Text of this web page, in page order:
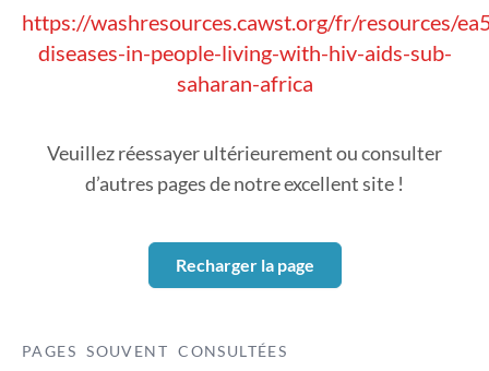
https://washresources.cawst.org/fr/resources/
diseases-in-people-living-with-hiv-aids-sub-
saharan-africa
Veuillez réessayer ultérieurement ou consulter
d’autres pages de notre excellent site !
Recharger la page
PAGES SOUVENT CONSULTÉES